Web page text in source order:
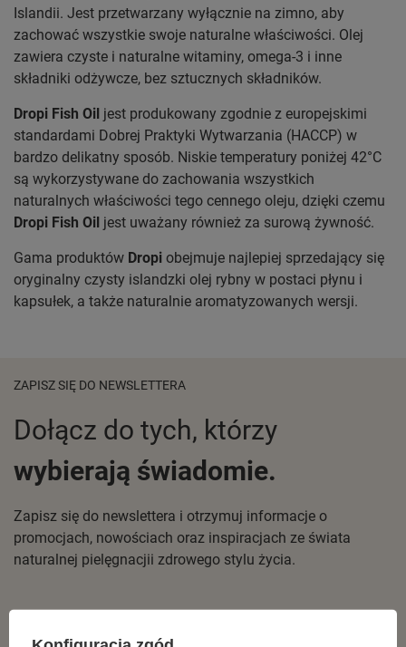
Islandii. Jest przetwarzany wyłącznie na zimno, aby
zachować wszystkie swoje naturalne właściwości. Olej
zawiera czyste i naturalne witaminy, omega-3 i inne
składniki odżywcze, bez sztucznych składników.
Dropi Fish Oil jest produkowany zgodnie z europejskimi
standardami Dobrej Praktyki Wytwarzania (HACCP) w
bardzo delikatny sposób. Niskie temperatury poniżej 42°C
są wykorzystywane do zachowania wszystkich
naturalnych właściwości tego cennego oleju, dzięki czemu
Dropi Fish Oil jest uważany również za surową żywność.
Gama produktów Dropi obejmuje najlepiej sprzedający się
oryginalny czysty islandzki olej rybny w postaci płynu i
kapsułek, a także naturalnie aromatyzowanych wersji.
ZAPISZ SIĘ DO NEWSLETTERA
Dołącz do tych, którzy
wybierają świadomie.
Zapisz się do newslettera i otrzymuj informacje o
promocjach, nowościach oraz inspiracjach ze świata
naturalnej pielęgnacjii zdrowego stylu życia.